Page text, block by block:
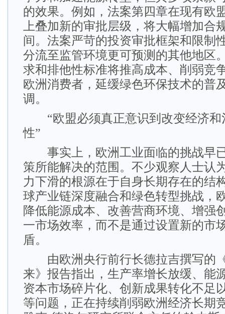
的效果。例如，法案第四章在现有欧
上叠加新的审批层级，将大幅增加合
间。法案严苛的投资审批框架和限制
分流至监管环境更可预测的其他地区
求和排他性标准将推高成本、削弱竞
欧洲消费者，延缓绿色环保技术的普
调。
“欧盟必须真正意识到改变经济和
性”
事实上，欧洲工业面临的挑战早
策所能解决的范围。不少观察人士认
力下滑的根源在于自身长期存在的结
球产业链深度融合和绿色转型挑战，
降低能源成本、改善营商环境、增强
一市场效率，而不是通过设置新的市
盾。
由欧洲央行前行长德拉吉撰写的
来》报告指出，生产率增长放缓、能
资本市场碎片化、创新成果转化不足
等问题，正在持续削弱欧洲经济长期